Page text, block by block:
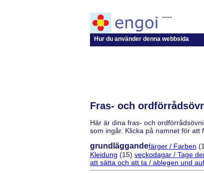
----
Hur du använder denna webbsida
Fras- och
Här är dina fras- och
som ingår. Klicka på namnet för att
grundläggandefärger / Farben
Kleidung (15) veckodagar / Tage
att sätta och att ta / ablegen und